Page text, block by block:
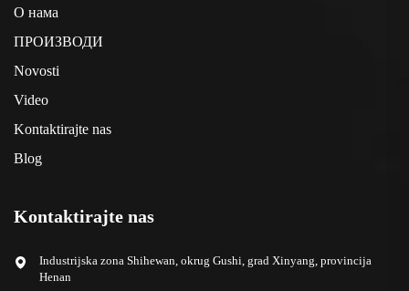
О нама
ПРОИЗВОДИ
Novosti
Video
Kontaktirajte nas
Blog
Kontaktirajte nas
Industrijska zona Shihewan, okrug Gushi, grad Xinyang, provincija
Henan